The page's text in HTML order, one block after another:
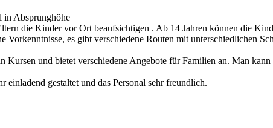
in Absprunghöhe
die Kinder vor Ort beaufsichtigen . Ab 14 Jahren können die
Vorkenntnisse, es gibt verschiedene Routen mit unterschiedlichen
Kursen und bietet verschiedene Angebote für Familien an. Man
einladend gestaltet und das Personal sehr freundlich.